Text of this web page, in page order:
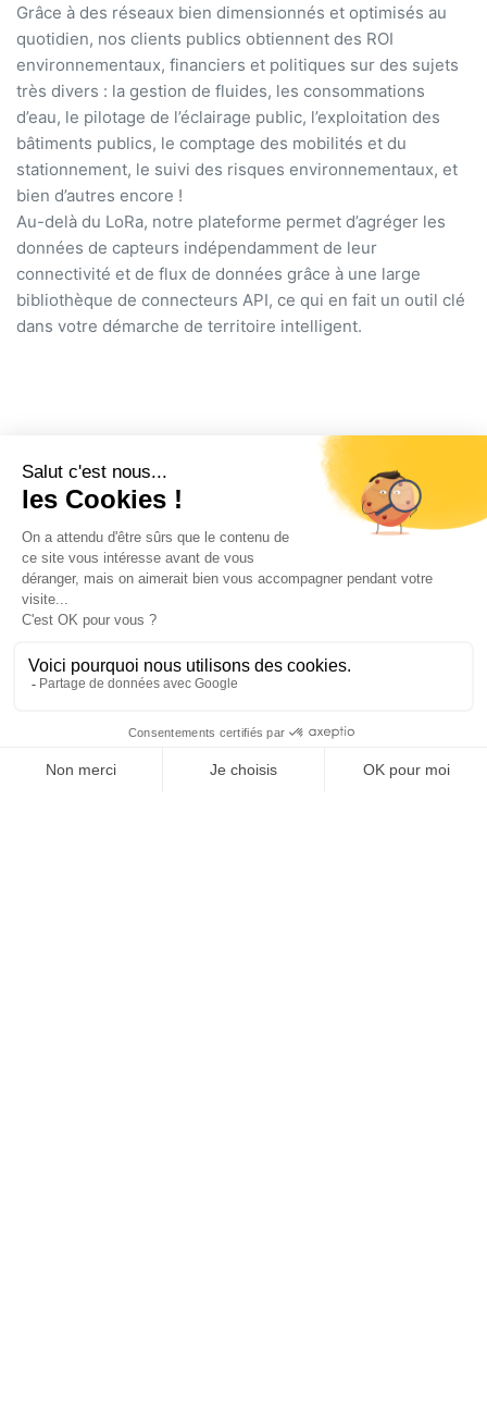
Grâce à des réseaux bien dimensionnés et optimisés au
quotidien, nos clients publics obtiennent des ROI
environnementaux, financiers et politiques sur des sujets
très divers : la gestion de fluides, les consommations
d’eau, le pilotage de l’éclairage public, l’exploitation des
bâtiments publics, le comptage des mobilités et du
stationnement, le suivi des risques environnementaux, et
bien d’autres encore !
Au-delà du LoRa, notre plateforme permet d’agréger les
données de capteurs indépendamment de leur
connectivité et de flux de données grâce à une large
bibliothèque de connecteurs API, ce qui en fait un outil clé
dans votre démarche de territoire intelligent.
Avantages clés
collectivités